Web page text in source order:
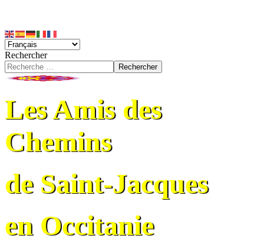
Rechercher
Rechercher
Les Amis des
Chemins
de Saint-Jacques
en Occitanie